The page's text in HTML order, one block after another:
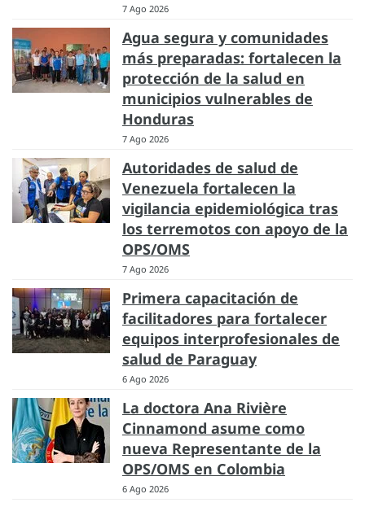
7 Ago 2026
Agua segura y comunidades
más preparadas: fortalecen la
protección de la salud en
municipios vulnerables de
Honduras
7 Ago 2026
Autoridades de salud de
Venezuela fortalecen la
vigilancia epidemiológica tras
los terremotos con apoyo de la
OPS/OMS
7 Ago 2026
Primera capacitación de
facilitadores para fortalecer
equipos interprofesionales de
salud de Paraguay
6 Ago 2026
La doctora Ana Rivière
Cinnamond asume como
nueva Representante de la
OPS/OMS en Colombia
6 Ago 2026